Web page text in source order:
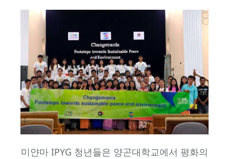
미얀마 IPYG 청년들은 양곤대학교에서 평화의